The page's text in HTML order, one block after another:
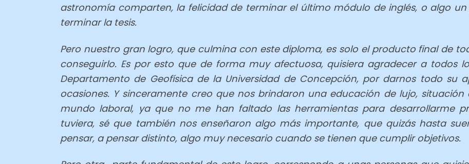
astronomía comparten, la felicidad de terminar el último módulo de inglés, o algo
terminar la tesis.
Pero nuestro gran logro, que culmina con este diploma, es solo el producto final de
conseguirlo. Es por esto que de forma muy afectuosa, quisiera agradecer a todos
Departamento de Geofísica de la Universidad de Concepción, por darnos todo su
ocasiones. Y sinceramente creo que nos brindaron una educación de lujo,
mundo laboral, ya que no me han faltado las herramientas para desarrollarme
tuviera, sé que también nos enseñaron algo más importante, que quizás hasta
pensar, a pensar distinto, algo muy necesario cuando se tienen que cumplir objetivos.